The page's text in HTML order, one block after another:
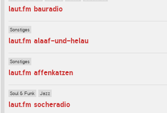
laut.fm bauradio
Sonstiges
laut.fm alaaf-und-helau
Sonstiges
laut.fm affenkatzen
Soul & Funk Jazz
laut.fm socheradio